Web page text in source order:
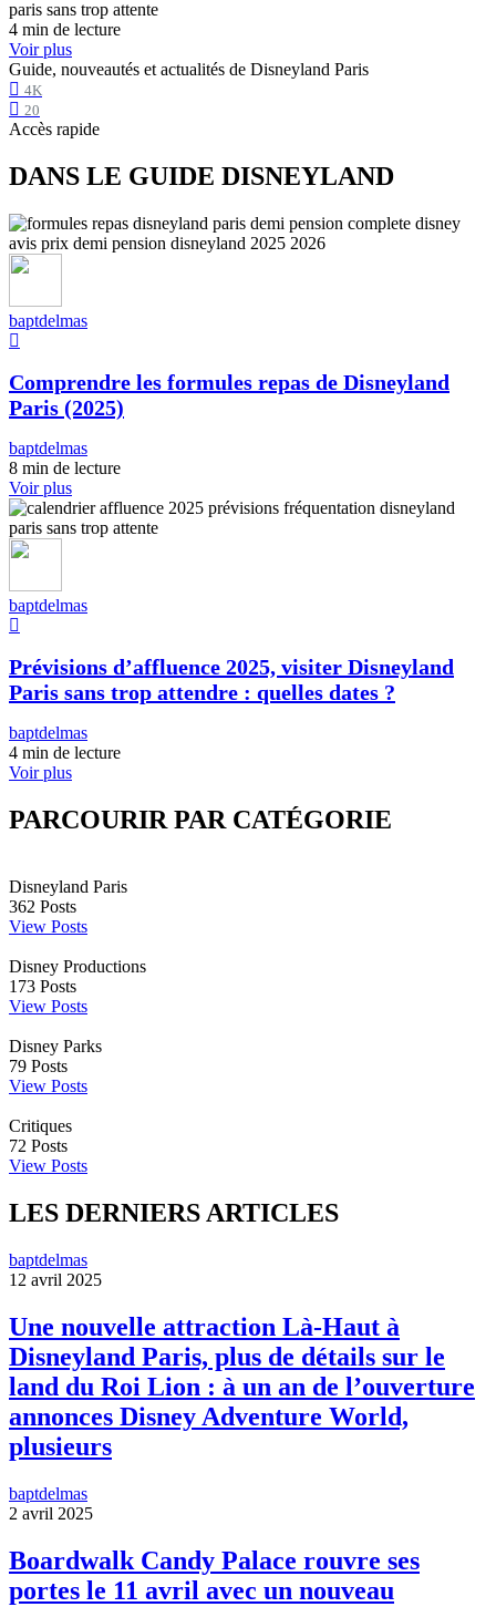
4 min de lecture
Voir plus
Guide, nouveautés et actualités de Disneyland Paris
4K
20
Accès rapide
DANS LE GUIDE DISNEYLAND
baptdelmas
Comprendre les formules repas de Disneyland
Paris (2025)
baptdelmas
8 min de lecture
Voir plus
baptdelmas
Prévisions d’affluence 2025, visiter Disneyland
Paris sans trop attendre : quelles dates ?
baptdelmas
4 min de lecture
Voir plus
PARCOURIR PAR CATÉGORIE
Disneyland Paris
362 Posts
View Posts
Disney Productions
173 Posts
View Posts
Disney Parks
79 Posts
View Posts
Critiques
72 Posts
View Posts
LES DERNIERS ARTICLES
baptdelmas
12 avril 2025
Une nouvelle attraction Là-Haut à
Disneyland Paris, plus de détails sur le
land du Roi Lion : à un an de l’ouverture
annonces Disney Adventure World,
plusieurs
baptdelmas
2 avril 2025
Boardwalk Candy Palace rouvre ses
portes le 11 avril avec un nouveau